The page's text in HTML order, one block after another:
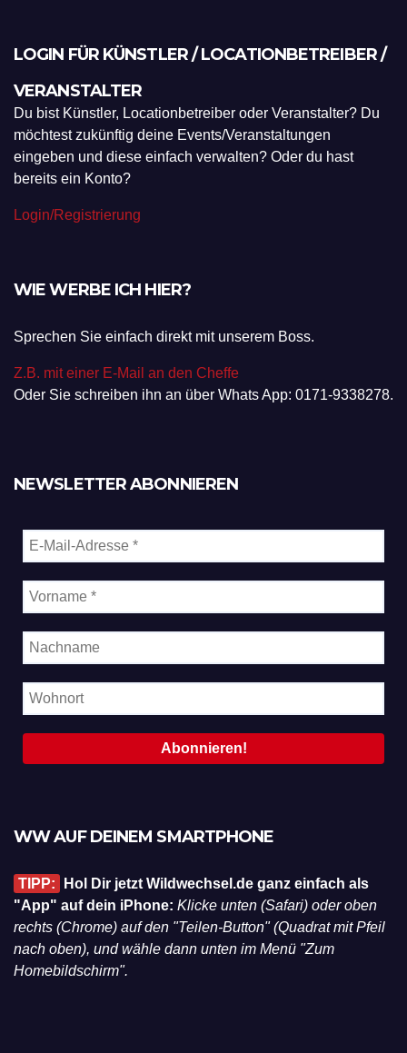
LOGIN FÜR KÜNSTLER / LOCATIONBETREIBER /
VERANSTALTER
Du bist Künstler, Locationbetreiber oder Veranstalter? Du
möchtest zukünftig deine Events/Veranstaltungen
eingeben und diese einfach verwalten? Oder du hast
bereits ein Konto?
Login/Registrierung
WIE WERBE ICH HIER?
Sprechen Sie einfach direkt mit unserem Boss.
Z.B. mit einer E-Mail an den Cheffe
Oder Sie schreiben ihn an über Whats App: 0171-9338278.
NEWSLETTER ABONNIEREN
WW AUF DEINEM SMARTPHONE
TIPP:
Hol Dir jetzt Wildwechsel.de ganz einfach als
"App" auf dein iPhone: Klicke unten (Safari) oder oben
rechts (Chrome) auf den "Teilen-Button" (Quadrat mit Pfeil
nach oben), und wähle dann unten im Menü "Zum
Homebildschirm".